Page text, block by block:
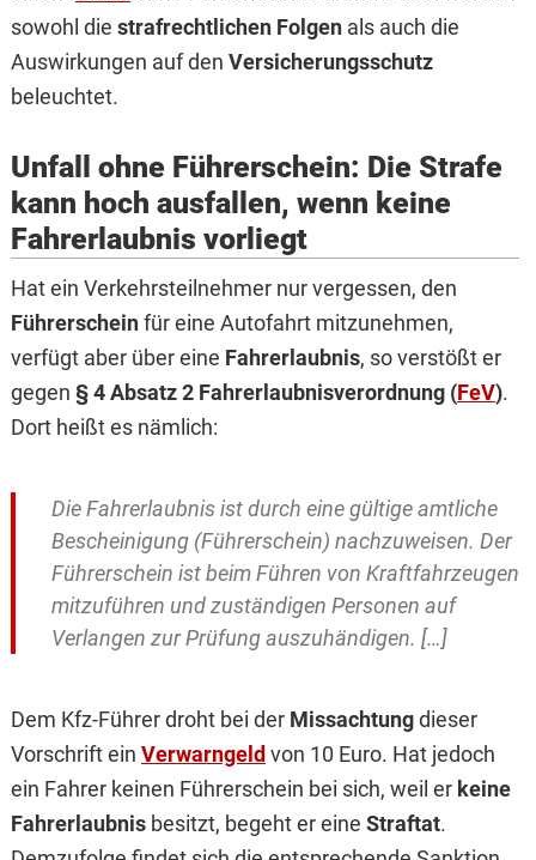
sowohl die strafrechtlichen Folgenals auch die
Auswirkungen auf den Versicherungsschutz
beleuchtet.
Unfall ohne Führerschein: Die Strafe
kann hoch ausfallen, wenn keine
Fahrerlaubnis vorliegt
Hat ein Verkehrsteilnehmer nur vergessen, den
Führerscheinfür eine Autofahrt mitzunehmen,
verfügt aber über eine Fahrerlaubnis, so verstößt er
gegen § 4 Absatz 2 Fahrerlaubnisverordnung (FeV).
Dort heißt es nämlich:
Die Fahrerlaubnis ist durch eine gültige amtliche
Bescheinigung (Führerschein) nachzuweisen. Der
Führerschein ist beim Führen von Kraftfahrzeugen
mitzuführen und zuständigen Personen auf
Verlangen zur Prüfung auszuhändigen. […]
Dem Kfz-Führer droht bei der Missachtungdieser
Vorschrift ein Verwarngeld von 10 Euro. Hat jedoch
ein Fahrer keinen Führerschein bei sich, weil er keine
Fahrerlaubnisbesitzt, begeht er eine Straftat.